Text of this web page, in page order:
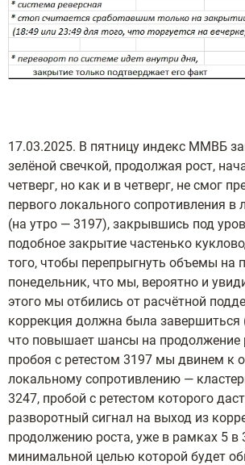
17.03.2025. В пятницу индекс ММВБ
зелёной свечкой, продолжая рост,
четверг, но как и в четверг, не смог
первого локального сопротивления в
(на утро — 3197), закрывшись под
подобное закрытие частенько
того, чтобы перепрыгнуть объемы на
понедельник, что мы, вероятно и
этого мы отбились от расчётной
коррекция должна была завершиться
что повышает шансы на продолжение
пробоя с ретестом 3197 мы двинем к
локальному сопротивлению —
3247, пробой с ретестом которого
разворотный сигнал на выход из
продолжению роста, уже в рамках 5 в
минимальной целью которой будет